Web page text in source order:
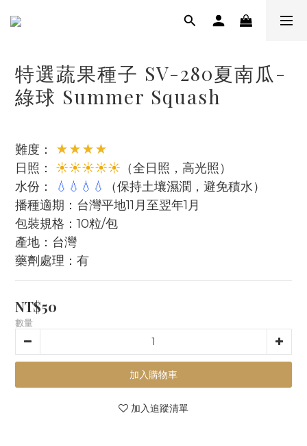
特選蔬果種子 SV-280夏南瓜-
綠球 Summer Squash
難度： ★★★★
日照： ☀☀☀☀☀ （全日照，高光照）
水份：
💧💧💧💧
（保持土壤濕潤，避免積水）
播種適期：台灣平地11月至翌年1月
包裝規格：10粒/包
產地：台灣
藥劑處理：有
NT$50
數量
加入購物車
加入追蹤清單